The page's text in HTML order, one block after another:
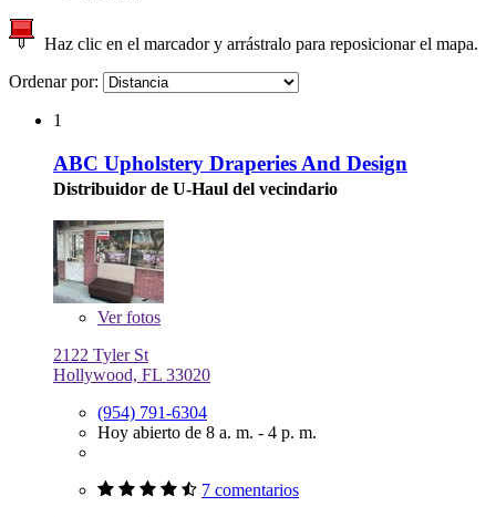
Haz clic en el marcador y arrástralo para reposicionar el mapa.
Ordenar por:
1
ABC Upholstery Draperies And Design
Distribuidor de U-Haul del vecindario
Verfotos
2122 Tyler St
Hollywood, FL 33020
(954) 791-6304
Hoy abierto de 8 a. m. - 4 p. m.
7 comentarios